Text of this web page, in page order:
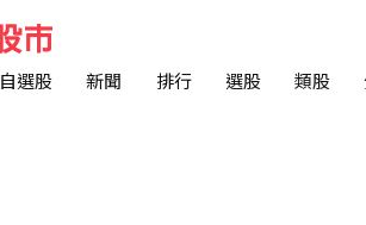
自選股 新聞 排行 選股 類股